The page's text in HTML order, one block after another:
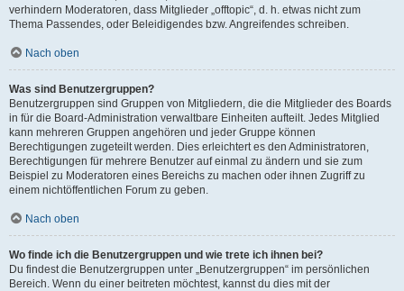
verhindern Moderatoren, dass Mitglieder „offtopic“, d. h. etwas nicht zum
Thema Passendes, oder Beleidigendes bzw. Angreifendes schreiben.
Nach oben
Was sind Benutzergruppen?
Benutzergruppen sind Gruppen von Mitgliedern, die die Mitglieder des Boards
in für die Board-Administration verwaltbare Einheiten aufteilt. Jedes Mitglied
kann mehreren Gruppen angehören und jeder Gruppe können
Berechtigungen zugeteilt werden. Dies erleichtert es den Administratoren,
Berechtigungen für mehrere Benutzer auf einmal zu ändern und sie zum
Beispiel zu Moderatoren eines Bereichs zu machen oder ihnen Zugriff zu
einem nichtöffentlichen Forum zu geben.
Nach oben
Wo finde ich die Benutzergruppen und wie trete ich ihnen bei?
Du findest die Benutzergruppen unter „Benutzergruppen“ im persönlichen
Bereich. Wenn du einer beitreten möchtest, kannst du dies mit der